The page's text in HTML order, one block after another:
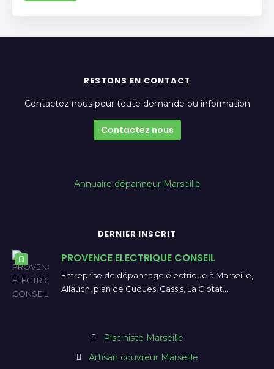
RESTONS EN CONTACT
Contactez nous pour toute demande ou information
Contactez nous
Annuaire dépanneur Marseille
DERNIER INSCRIT
PROVENCE ELECTRIQUE CONSEIL
Entreprise de dépannage électrique à Marseille,
Allauch, plan de Cuques, Cassis, La Ciotat…
Pisciniste Marseille
Artisan couvreur Marseille